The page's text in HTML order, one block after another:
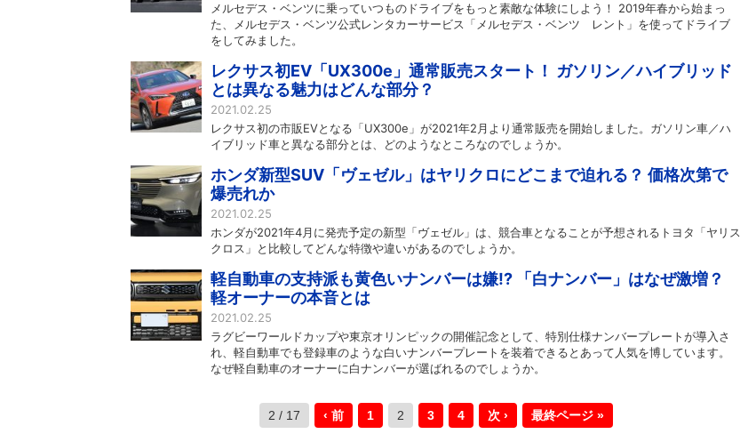
メルセデス・ベンツに乗っていつものドライブをもっと素敵な体験にしよう！ 2019年春から始まっ
た、メルセデス・ベンツ公式レンタカーサービス「メルセデス・ベンツ レント」を使ってドライブ
をしてみました。
レクサス初EV「UX300e」通常販売スタート！ ガソリン／ハイブリッド
とは異なる魅力はどんな部分？
2021.02.25
レクサス初の市販EVとなる「UX300e」が2021年2月より通常販売を開始しました。ガソリン車／ハ
イブリッド車と異なる部分とは、どのようなところなのでしょうか。
ホンダ新型SUV「ヴェゼル」はヤリクロにどこまで迫れる？ 価格次第で
爆売れか
2021.02.25
ホンダが2021年4月に発売予定の新型「ヴェゼル」は、競合車となることが予想されるトヨタ「ヤリス
クロス」と比較してどんな特徴や違いがあるのでしょうか。
軽自動車の支持派も黄色いナンバーは嫌!? 「白ナンバー」はなぜ激増？
軽オーナーの本音とは
2021.02.25
ラグビーワールドカップや東京オリンピックの開催記念として、特別仕様ナンバープレートが導入さ
れ、軽自動車でも登録車のような白いナンバープレートを装着できるとあって人気を博しています。
なぜ軽自動車のオーナーに白ナンバーが選ばれるのでしょうか。
2 / 17 ‹ 前 1 2 3 4 次 › 最終ページ »